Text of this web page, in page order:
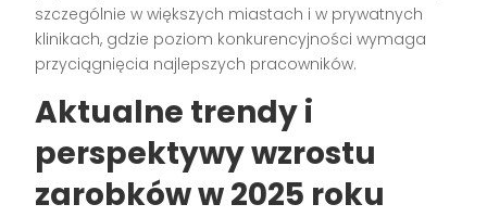
szczególnie w większych miastach i w prywatnych
klinikach, gdzie poziom konkurencyjności wymaga
przyciągnięcia najlepszych pracowników.
Aktualne trendy i
perspektywy wzrostu
zarobków w 2025 roku